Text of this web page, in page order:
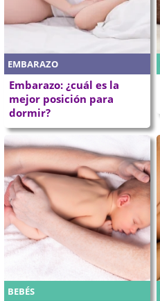
EMBARAZO
Embarazo: ¿cuál es la
mejor posición para
dormir?
BEBÉS